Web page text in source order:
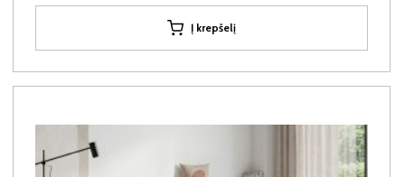
Į krepšelį